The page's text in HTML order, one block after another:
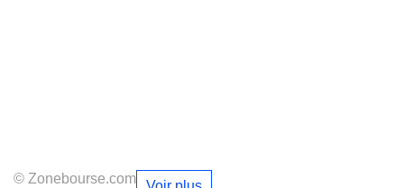
© Zonebourse.com